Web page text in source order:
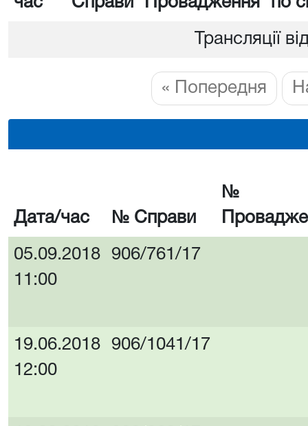
Трансляції
« Попередня
Дата/час № Справи
№
05.09.2018
11:00
906/761/17
19.06.2018
12:00
906/1041/17